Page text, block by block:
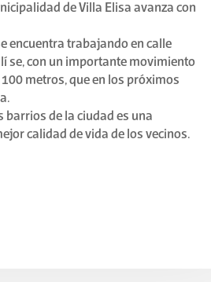
de Villa Elisa avanza con
encuentra trabajando en calle
se, con un importante movimiento
metros, que en los próximos
barrios de la ciudad es una
calidad de vida de los vecinos.